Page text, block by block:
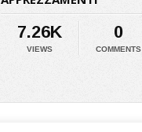
7.26K
VIEWS
0
COMMENTS